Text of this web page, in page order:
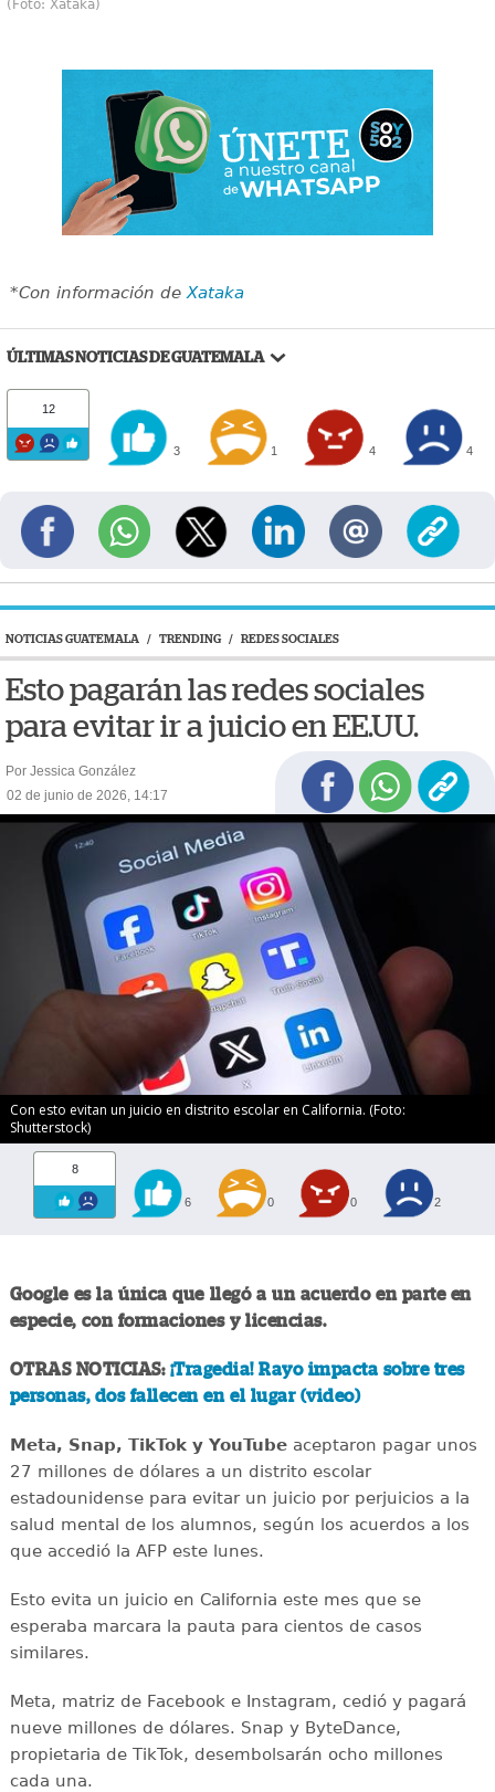
(Foto: Xataka)
*Con información de Xataka
ÚLTIMAS NOTICIAS DE GUATEMALA
12
3 1 4 4
NOTICIAS GUATEMALA / TRENDING / REDES SOCIALES
Esto pagarán las redes sociales
para evitar ir a juicio en EE.UU.
Por Jessica González
02 de junio de 2026, 14:17
Con esto evitan un juicio en distrito escolar en California. (Foto:
Shutterstock)
8
6 0 0 2
Google es la única que llegó a un acuerdo en parte en
especie, con formaciones y licencias.
OTRAS NOTICIAS: ¡Tragedia! Rayo impacta sobre tres
personas, dos fallecen en el lugar (video)
Meta, Snap, TikTok y YouTubeaceptaron pagar unos
27 millones de dólares a un distrito escolar
estadounidense para evitar un juicio por perjuicios a la
salud mental de los alumnos, según los acuerdos a los
que accedió la AFP este lunes.
Esto evita un juicio en California este mes que se
esperaba marcara la pauta para cientos de casos
similares.
Meta, matriz de Facebook e Instagram, cedió y pagará
nueve millones de dólares. Snap y ByteDance,
propietaria de TikTok, desembolsarán ocho millones
cada una.